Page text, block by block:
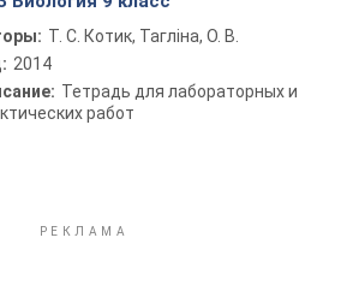
Т. С. Котик, Тагліна, О. В.
2014
Тетрадь для лабораторных и
работ